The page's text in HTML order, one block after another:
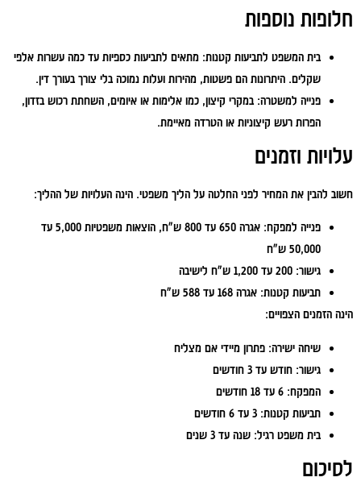
חלופות נוספות
בית המשפט לתביעות קטנות: מתאים לתביעות כספיות עד כמה עשרות אלפי
שקלים. היתרונות הם פשטות, מהירות ועלות נמוכה בלי צורך בעורך דין.
פנייה למשטרה: במקרי קיצון, כמו אלימות או איומים, השחתת רכוש בזדון,
הפרות רעש קיצוניות או הטרדה מאיימת.
עלויות וזמנים
חשוב להבין את המחיר לפני החלטה על הליך משפטי. הינה העלויות של ההליך:
פנייה למפקח:
אגרה 650 עד 800 ש"ח, הוצאות משפטיות 5,000 עד
50,000 ש"ח
גישור:
תביעות קטנות: אגרה 168 עד 588 ש"ח
הינה הזמנים הצפויים:
שיחה ישירה: פתרון מיידי אם מצליח
גישור: חודש עד 3 חודשים
המפקח:
תביעות קטנות:
בית משפט רגיל: שנה עד 3 שנים
לסיכום